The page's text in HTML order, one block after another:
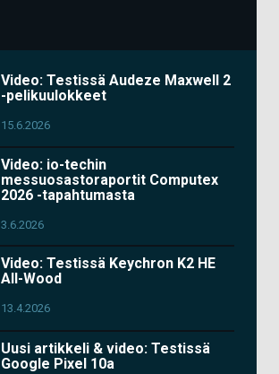
Video: Testissä Audeze Maxwell 2
-pelikuulokkeet
15.6.2026
Video: io-techin
messuosastoraportit Computex
2026 -tapahtumasta
3.6.2026
Video: Testissä Keychron K2 HE
All-Wood
13.4.2026
Uusi artikkeli & video: Testissä
Google Pixel 10a